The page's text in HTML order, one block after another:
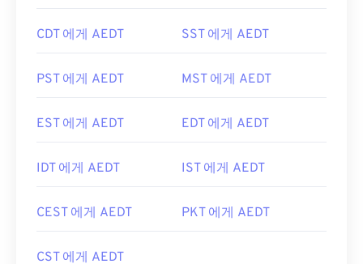
CDT 에게 AEDT SST 에게 AEDT
PST 에게 AEDT MST 에게 AEDT
EST 에게 AEDT EDT 에게 AEDT
IDT 에게 AEDT IST 에게 AEDT
CEST 에게 AEDT PKT 에게 AEDT
CST 에게 AEDT